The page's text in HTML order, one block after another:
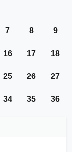
7 8 9
16 17 18
25 26 27
34 35 36